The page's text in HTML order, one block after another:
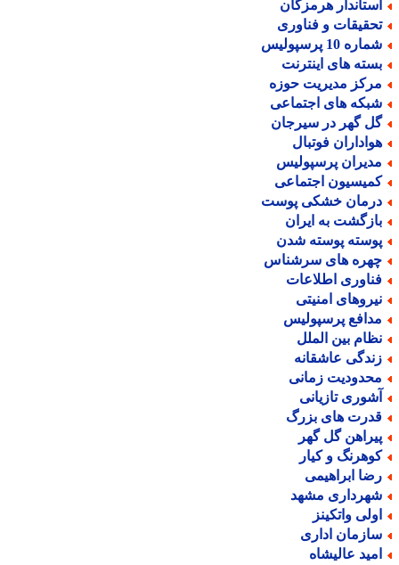
هرمزگان
و فناوری
10 پرسپولیس
های اینترنت
مدیریت حوزه
های اجتماعی
گهر در سیرجان
فوتبال
پرسپولیس
اجتماعی
خشکی پوست
به ایران
پوسته شدن
های سرشناس
اطلاعات
امنیتی
پرسپولیس
بین الملل
عاشقانه
زمانی
تازیانی
های بزرگ
گل گهر
و کیار
ابراهیمی
مشهد
واتکینز
اداری
عالیشاه